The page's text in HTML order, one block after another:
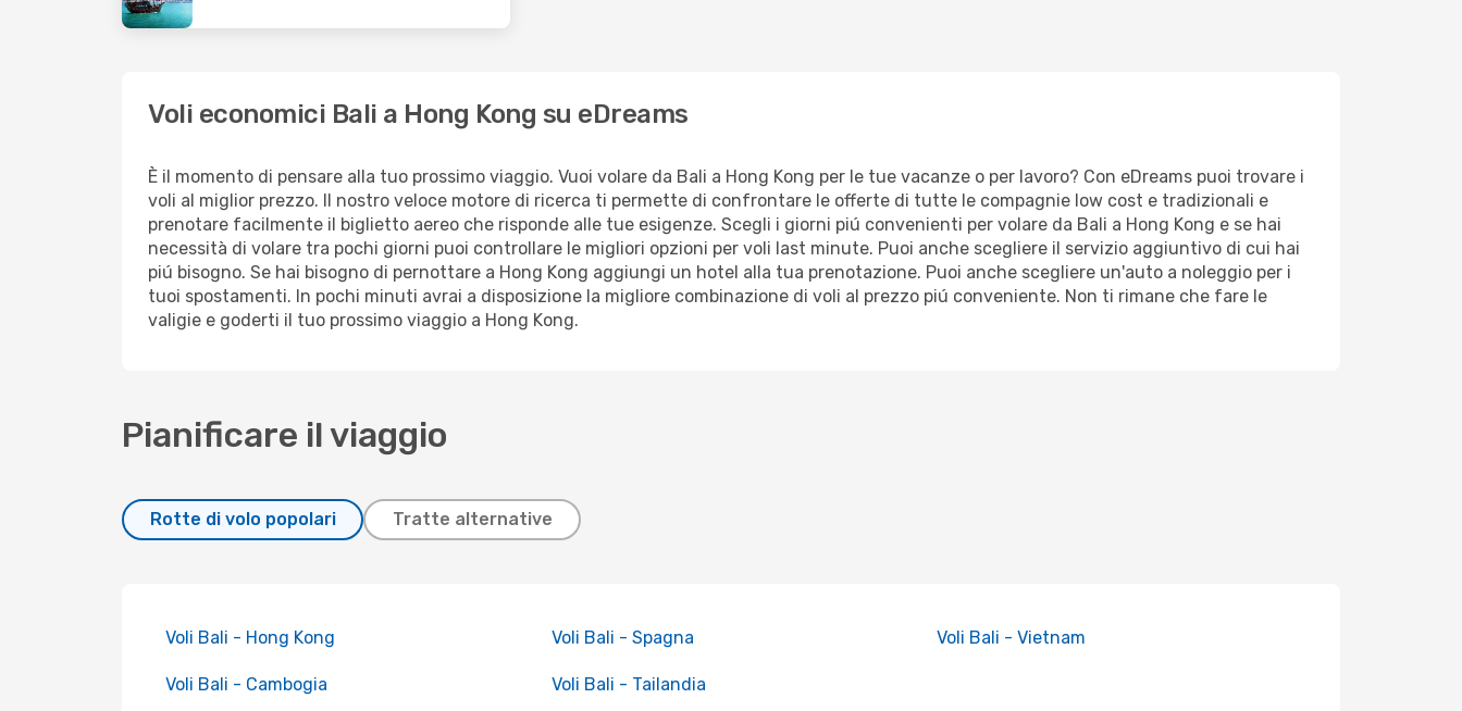
Voli economici Bali a Hong Kong su eDreams
È il momento di pensare alla tuo prossimo viaggio. Vuoi volare da Bali a Hong Kong per le tue vacanze o per lavoro? Con eDreams puoi trovare i
voli al miglior prezzo. Il nostro veloce motore di ricerca ti permette di confrontare le offerte di tutte le compagnie low cost e tradizionali e
prenotare facilmente il biglietto aereo che risponde alle tue esigenze. Scegli i giorni piú convenienti per volare da Bali a Hong Kong e se hai
necessità di volare tra pochi giorni puoi controllare le migliori opzioni per voli last minute. Puoi anche scegliere il servizio aggiuntivo di cui hai
piú bisogno. Se hai bisogno di pernottare a Hong Kong aggiungi un hotel alla tua prenotazione. Puoi anche scegliere un'auto a noleggio per i
tuoi spostamenti. In pochi minuti avrai a disposizione la migliore combinazione di voli al prezzo piú conveniente. Non ti rimane che fare le
valigie e goderti il tuo prossimo viaggio a Hong Kong.
Pianificare il viaggio
Rotte di volo popolari Tratte alternative
Voli Bali - Hong Kong Voli Bali - Spagna Voli Bali - Vietnam
Voli Bali - Cambogia Voli Bali - Tailandia